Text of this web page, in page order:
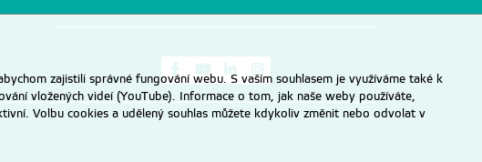
Odkaz na Facebook
Odkaz na Youtube
Odkaz na LinkedIn
zajistili správné fungování webu. S vaším souhlasem je využíváme také k
vložených videí (YouTube). Informace o tom, jak naše weby používáte,
Volbu cookies a udělený souhlas můžete kdykoliv změnit nebo odvolat v